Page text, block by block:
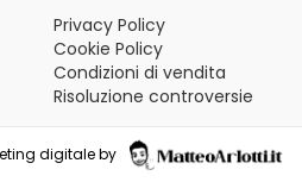
Privacy Policy
Cookie Policy
Condizioni di vendita
Risoluzione controversie
digitale by